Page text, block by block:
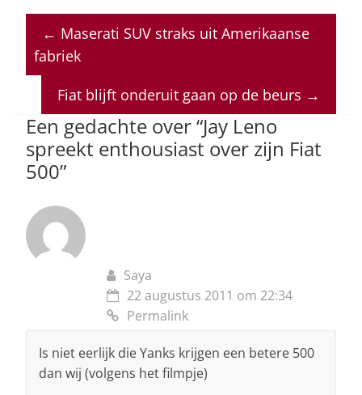
at
s
p
p
c
e
o
o
k
k
e
n
re
a
s
ai
l
← Maserati SUV straks uit Amerikaanse
fabriek
Fiat blijft onderuit gaan op de beurs →
Een gedachte over “Jay Leno
spreekt enthousiast over zijn Fiat
500”
Saya
22 augustus 2011 om 22:34
Permalink
Is niet eerlijk die Yanks krijgen een betere 500
dan wij (volgens het filmpje)